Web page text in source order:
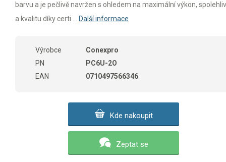
barvu a je pečlivě navržen s ohledem na maximální výkon,
a kvalitu díky certi ...
Další informace
Výrobce
Conexpro
PN
PC6U-2O
EAN
0710497566346
Kde nakoupit
Zeptat se